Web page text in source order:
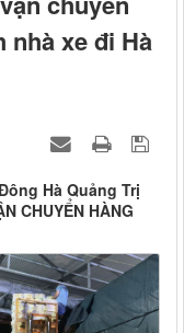
nhà xe đi Hà
Hà Quảng Trị
CHUYỂN HÀNG